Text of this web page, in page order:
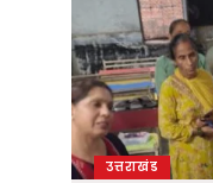
उत्तराखंड